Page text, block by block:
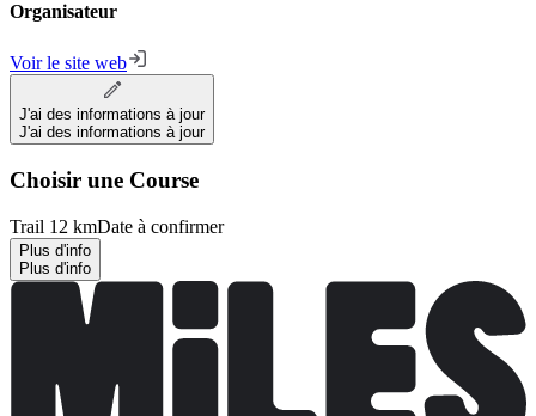
Organisateur
Voir le site web
J'ai des informations à jour
J'ai des informations à jour
Choisir une Course
Trail 12 kmDate à confirmer
Plus d'info
Plus d'info